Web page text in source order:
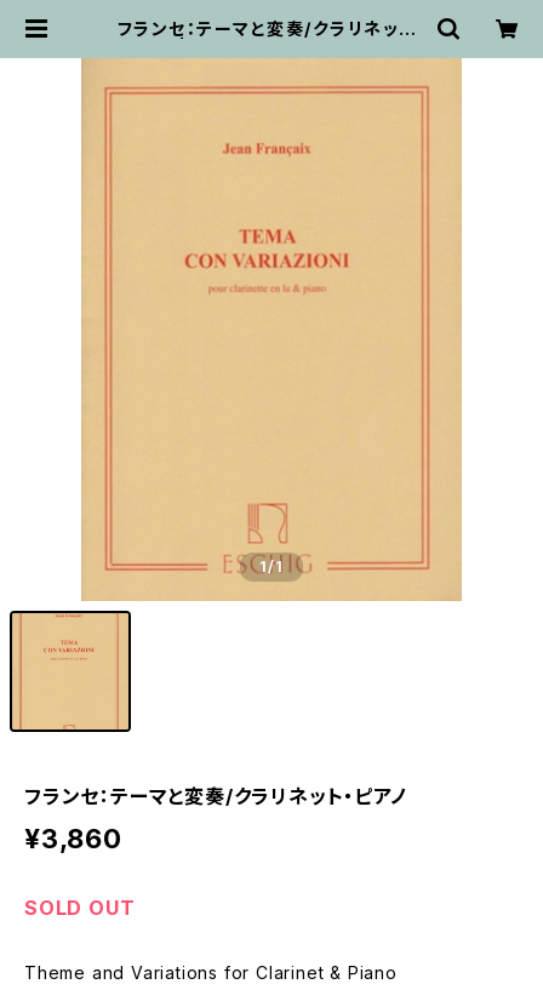
フランセ：テーマと変奏/クラリネット・
1/1
フランセ：テーマと変奏/クラリネット・ピアノ
¥3,860
SOLD OUT
Theme and Variations for Clarinet & Piano